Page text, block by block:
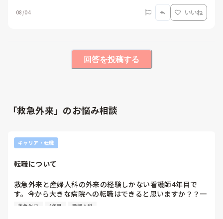
08/04 いいね
回答を投稿する
「救急外来」のお悩み相談
キャリア・転職
転職について
救急外来と産婦人科の外来の経験しかない看護師4年目で
す。今から大きな病院への転職はできると思いますか？？一
度進学のため退職しました。
救急外来 4年目 産婦人科